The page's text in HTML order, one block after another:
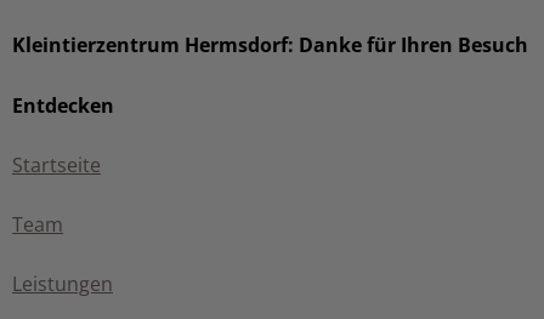
Entdecken
Startseite
Team
Leistungen
Kleintierzentrum Hermsdorf: Danke für Ihren Besuch